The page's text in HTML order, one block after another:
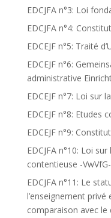
EDCJFA n°3: Loi
EDCJFA n°4:
EDCEJF n°5: Traité
EDCEJF n°6:
administrative
EDCEJF n°7: Loi sur
EDCEJF n°8: Etudes
EDCEJF n°9:
EDCJFA n°10: Loi
contentieuse -VwVfG-
EDCJFA n°11: Le
l’enseignement
comparaison avec le